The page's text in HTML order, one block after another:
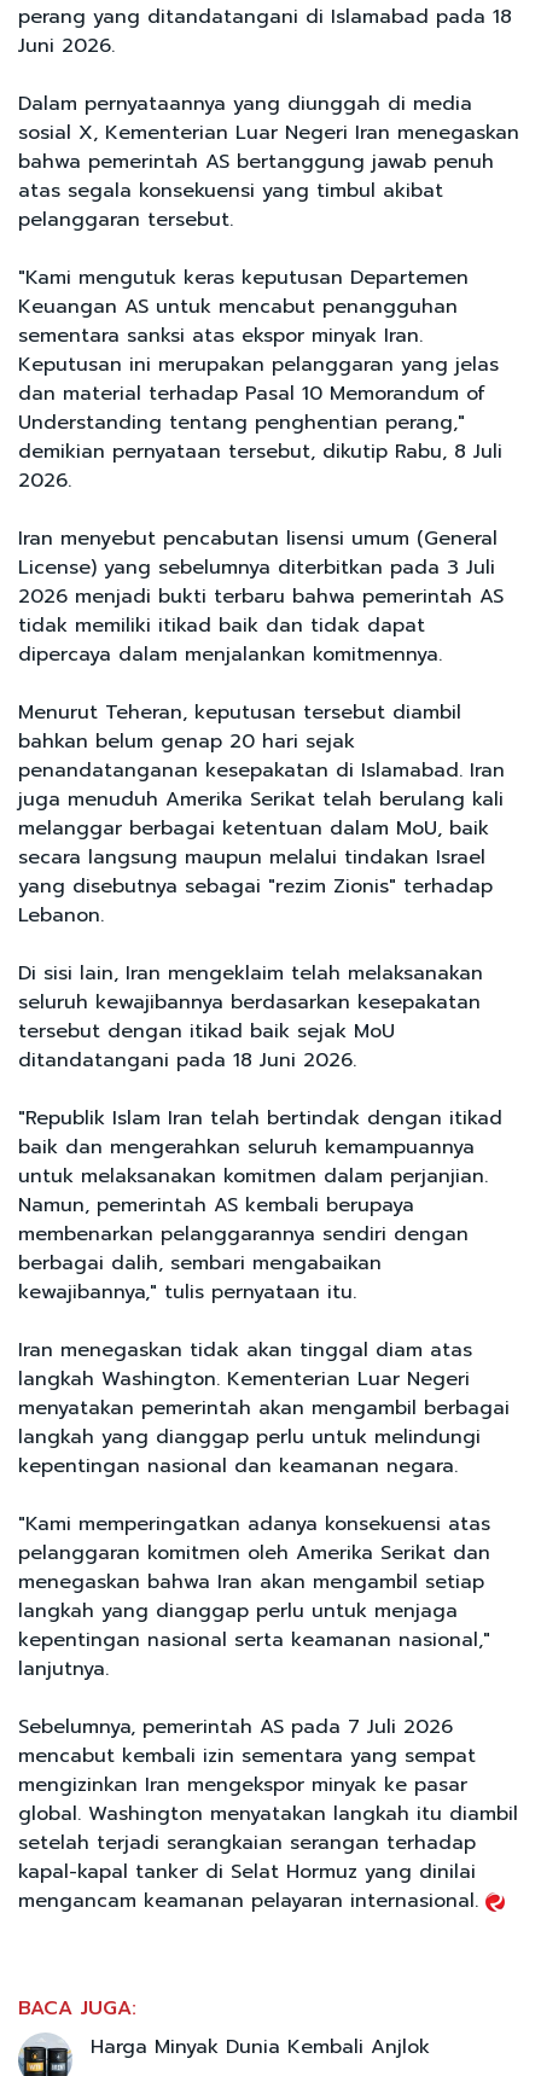
perang yang ditandatangani di Islamabad pada 18
Juni 2026.
Dalam pernyataannya yang diunggah di media
sosial X, Kementerian Luar Negeri Iran menegaskan
bahwa pemerintah AS bertanggung jawab penuh
atas segala konsekuensi yang timbul akibat
pelanggaran tersebut.
"Kami mengutuk keras keputusan Departemen
Keuangan AS untuk mencabut penangguhan
sementara sanksi atas ekspor minyak Iran.
Keputusan ini merupakan pelanggaran yang jelas
dan material terhadap Pasal 10 Memorandum of
Understanding tentang penghentian perang,"
demikian pernyataan tersebut, dikutip Rabu, 8 Juli
2026.
Iran menyebut pencabutan lisensi umum (General
License) yang sebelumnya diterbitkan pada 3 Juli
2026 menjadi bukti terbaru bahwa pemerintah AS
tidak memiliki itikad baik dan tidak dapat
dipercaya dalam menjalankan komitmennya.
Menurut Teheran, keputusan tersebut diambil
bahkan belum genap 20 hari sejak
penandatanganan kesepakatan di Islamabad. Iran
juga menuduh Amerika Serikat telah berulang kali
melanggar berbagai ketentuan dalam MoU, baik
secara langsung maupun melalui tindakan Israel
yang disebutnya sebagai "rezim Zionis" terhadap
Lebanon.
Di sisi lain, Iran mengeklaim telah melaksanakan
seluruh kewajibannya berdasarkan kesepakatan
tersebut dengan itikad baik sejak MoU
ditandatangani pada 18 Juni 2026.
"Republik Islam Iran telah bertindak dengan itikad
baik dan mengerahkan seluruh kemampuannya
untuk melaksanakan komitmen dalam perjanjian.
Namun, pemerintah AS kembali berupaya
membenarkan pelanggarannya sendiri dengan
berbagai dalih, sembari mengabaikan
kewajibannya," tulis pernyataan itu.
Iran menegaskan tidak akan tinggal diam atas
langkah Washington. Kementerian Luar Negeri
menyatakan pemerintah akan mengambil berbagai
langkah yang dianggap perlu untuk melindungi
kepentingan nasional dan keamanan negara.
"Kami memperingatkan adanya konsekuensi atas
pelanggaran komitmen oleh Amerika Serikat dan
menegaskan bahwa Iran akan mengambil setiap
langkah yang dianggap perlu untuk menjaga
kepentingan nasional serta keamanan nasional,"
lanjutnya.
Sebelumnya, pemerintah AS pada 7 Juli 2026
mencabut kembali izin sementara yang sempat
mengizinkan Iran mengekspor minyak ke pasar
global. Washington menyatakan langkah itu diambil
setelah terjadi serangkaian serangan terhadap
kapal-kapal tanker di Selat Hormuz yang dinilai
mengancam keamanan pelayaran internasional.
BACA JUGA:
Harga Minyak Dunia Kembali Anjlok